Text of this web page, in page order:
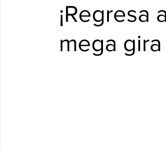
¡Regresa
mega